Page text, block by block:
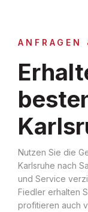
ANFRAGEN
Nutzen Sie die
Karlsruhe nach
und Service
Fiedler erhalten
profitieren auch